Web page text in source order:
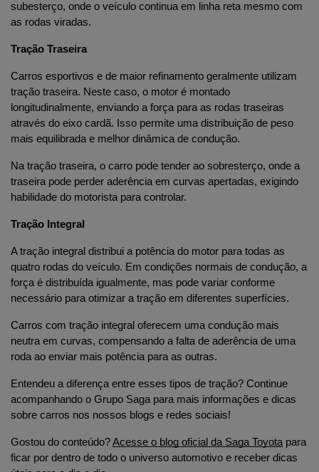
subesterço, onde o veículo continua em linha reta mesmo com
as rodas viradas.
Tração Traseira
Carros esportivos e de maior refinamento geralmente utilizam
tração traseira. Neste caso, o motor é montado
longitudinalmente, enviando a força para as rodas traseiras
através do eixo cardã. Isso permite uma distribuição de peso
mais equilibrada e melhor dinâmica de condução.
Na tração traseira, o carro pode tender ao sobresterço, onde a
traseira pode perder aderência em curvas apertadas, exigindo
habilidade do motorista para controlar.
Tração Integral
A tração integral distribui a potência do motor para todas as
quatro rodas do veículo. Em condições normais de condução, a
força é distribuída igualmente, mas pode variar conforme
necessário para otimizar a tração em diferentes superfícies.
Carros com tração integral oferecem uma condução mais
neutra em curvas, compensando a falta de aderência de uma
roda ao enviar mais potência para as outras.
Entendeu a diferença entre esses tipos de tração? Continue
acompanhando o Grupo Saga para mais informações e dicas
sobre carros nos nossos blogs e redes sociais!
Gostou do conteúdo? Acesse o blog oficial da Saga Toyota para
ficar por dentro de todo o universo automotivo e receber dicas